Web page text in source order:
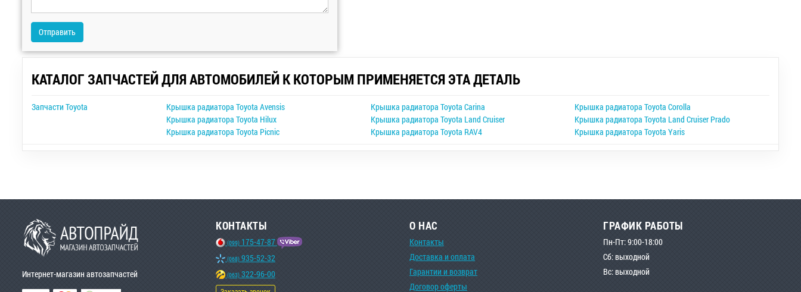
Отправить
КАТАЛОГ ЗАПЧАСТЕЙ ДЛЯ АВТОМОБИЛЕЙ К КОТОРЫМ ПРИМЕНЯЕТСЯ ЭТА ДЕТАЛЬ
Запчасти Toyota Крышка радиатора Toyota Avensis Крышка радиатора Toyota Carina
Крышка радиатора Toyota Corolla
Крышка радиатора Toyota Hilux
Крышка радиатора Toyota Land Cruiser
Крышка радиатора Toyota Land Cruiser Prado
Крышка радиатора Toyota Picnic
Крышка радиатора Toyota RAV4 Крышка радиатора Toyota Yaris
Интернет-магазин автозапчастей
КОНТАКТЫ
(099) 175-47-87
(068) 935-52-32
(063) 322-96-00
О НАС
Контакты
Доставка и оплата
Гарантии и возврат
Договор оферты
ГРАФИК РАБОТЫ
Пн-Пт: 9:00-18:00
Сб: выходной
Вс: выходной